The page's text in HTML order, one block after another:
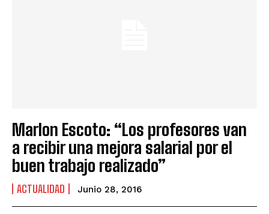
Marlon Escoto: “Los profesores van
a recibir una mejora salarial por el
buen trabajo realizado”
ACTUALIDAD Junio 28, 2016